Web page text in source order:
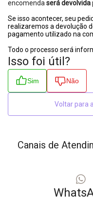
encomenda será devolvida
Se isso acontecer, seu
realizaremos a devolução
pagamento utilizado na
Todo o processo será
Isso foi útil?
Sim Não
Voltar para
Canais de